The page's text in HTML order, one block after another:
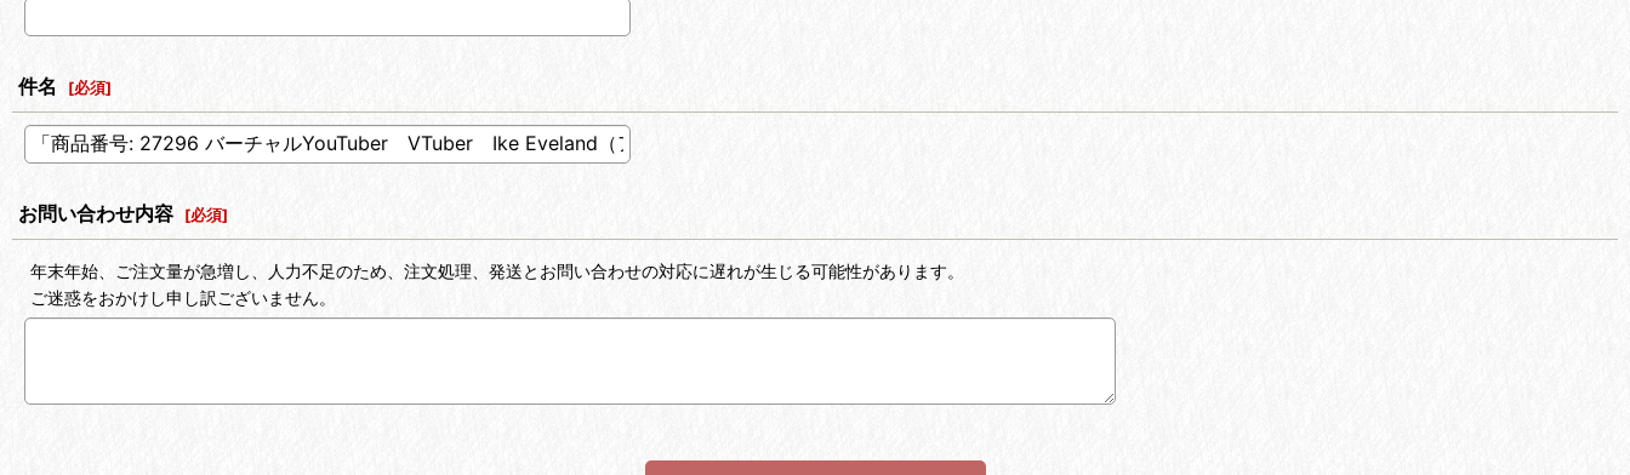
件名 [必須]
お問い合わせ内容 [必須]
年末年始、ご注文量が急増し、人力不足のため、注文処理、発送とお問い合わせの対応に遅れが生じる可能性があります。
ご迷惑をおかけし申し訳ございません。